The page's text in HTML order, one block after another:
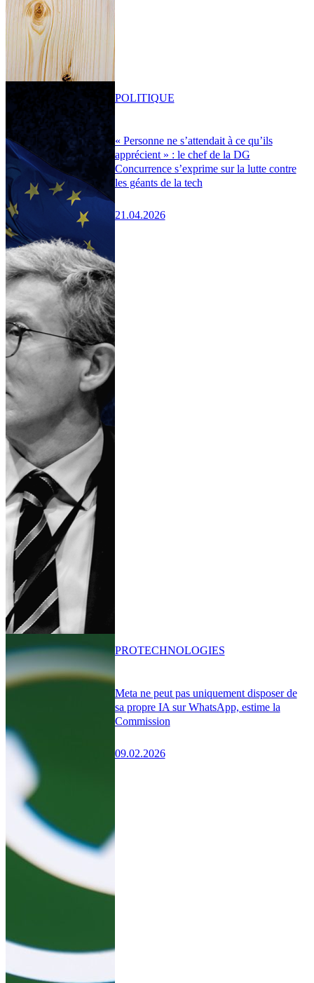
« Personne ne s’attendait à ce qu’ils
apprécient » : le chef de la DG
Concurrence s’exprime sur la lutte contre
les géants de la tech
21.04.2026
POLITIQUE
Meta ne peut pas uniquement disposer de
sa propre IA sur WhatsApp, estime la
Commission
09.02.2026
PROTECHNOLOGIES